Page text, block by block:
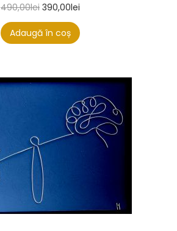
490,00lei 390,00lei
Adaugă în coș